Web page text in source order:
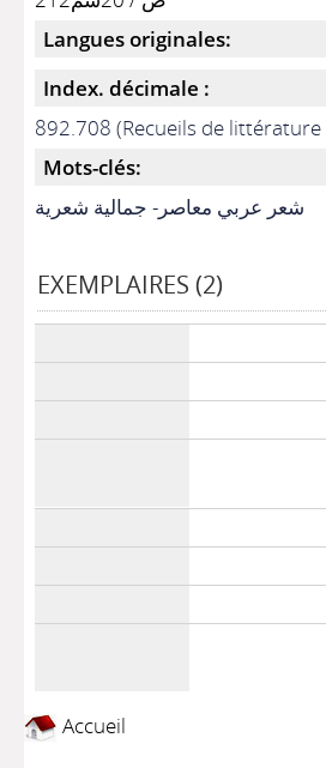
Langues originales:
Index. décimale :
892.708 (Recueils de littérature
Mots-clés:
شعر عربي معاصر- جمالية شعرية
EXEMPLAIRES (2)
Accueil